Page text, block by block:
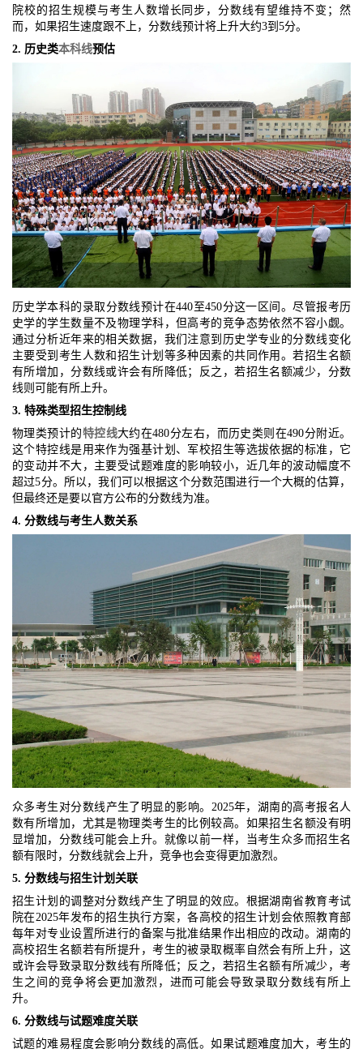
院校的招生规模与考生人数增长同步，分数线有望维持不变；然
而，如果招生速度跟不上，分数线预计将上升大约3到5分。
2. 历史类本科线预估
历史学本科的录取分数线预计在440至450分这一区间。尽管报考历
史学的学生数量不及物理学科，但高考的竞争态势依然不容小觑。
通过分析近年来的相关数据，我们注意到历史学专业的分数线变化
主要受到考生人数和招生计划等多种因素的共同作用。若招生名额
有所增加，分数线或许会有所降低；反之，若招生名额减少，分数
线则可能有所上升。
3. 特殊类型招生控制线
物理类预计的特控线大约在480分左右，而历史类则在490分附近。
这个特控线是用来作为强基计划、军校招生等选拔依据的标准，它
的变动并不大，主要受试题难度的影响较小，近几年的波动幅度不
超过5分。所以，我们可以根据这个分数范围进行一个大概的估算，
但最终还是要以官方公布的分数线为准。
4. 分数线与考生人数关系
众多考生对分数线产生了明显的影响。2025年，湖南的高考报名人
数有所增加，尤其是物理类考生的比例较高。如果招生名额没有明
显增加，分数线可能会上升。就像以前一样，当考生众多而招生名
额有限时，分数线就会上升，竞争也会变得更加激烈。
5. 分数线与招生计划关联
招生计划的调整对分数线产生了明显的效应。根据湖南省教育考试
院在2025年发布的招生执行方案，各高校的招生计划会依照教育部
每年对专业设置所进行的备案与批准结果作出相应的改动。湖南的
高校招生名额若有所提升，考生的被录取概率自然会有所上升，这
或许会导致录取分数线有所降低；反之，若招生名额有所减少，考
生之间的竞争将会更加激烈，进而可能会导致录取分数线有所上
升。
6. 分数线与试题难度关联
试题的难易程度会影响分数线的高低。如果试题难度加大，考生的